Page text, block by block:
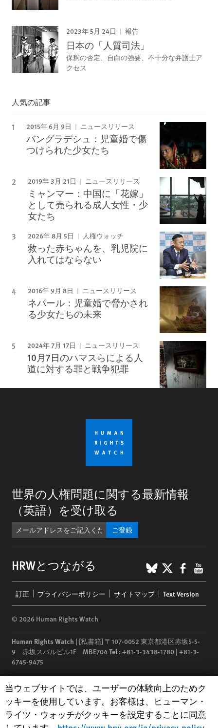
2023年 5月 24日 報告
日本の「人質司法」
保釈の否定、自白の強要、不十分な弁護士ア
クセス
人気の記事
2015年 6月 9日 ニュースリリース
バングラデシュ：児童婚で傷
つけられた少女たち
2019年 3月 21日 ニュースリリース
ミャンマー：中国に「花嫁」
として売られる成人女性・少
女たち
2026年 8月 5日 人権ウォッチ
救った赤ちゃんを、乳児院に
入れてはならない
2016年 9月 8日 ニュースリリース
ネパール：児童婚で脅かされ
る少女たちの未来
2024年 7月 17日 ニュースリリース
10月7日のハマスらによる人
道に対する罪と戦争犯罪
世界の人権問題に関する最新情報
（英語）を受け取る
ご登録
HRWとつながる BlueSky
X
menu
訂正 プライバシーポリシー サイトマップ Text Version
© 2026 Human Rights Watch
Human Rights Watch | [私書箱] 〒107-0052 東京都港区赤坂5-5-
9 赤坂スバルビル1F MBE704Tel :+81-3-3438-1780 | +81-3-
6745-9475
under EIN: 13-2875808
Human Rights Watch cookie preferences
当ウェブサイトでは、ユーザーの体験向上のためク
ッキーを使用しています。お客様は、ヒューマン・
ライツ・ウォッチがクッキーを設定することに同意